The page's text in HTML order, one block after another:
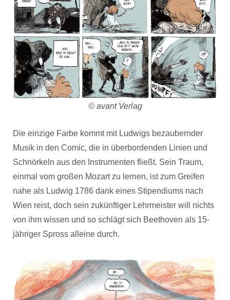
© avant Verlag
Die einzige Farbe kommt mit Ludwigs bezaubernder
Musik in den Comic, die in überbordenden Linien und
Schnörkeln aus den Instrumenten fließt. Sein Traum,
einmal vom großen Mozart zu lernen, ist zum Greifen
nahe als Ludwig 1786 dank eines Stipendiums nach
Wien reist, doch sein zukünftiger Lehrmeister will nichts
von ihm wissen und so schlägt sich Beethoven als 15-
jähriger Spross alleine durch.